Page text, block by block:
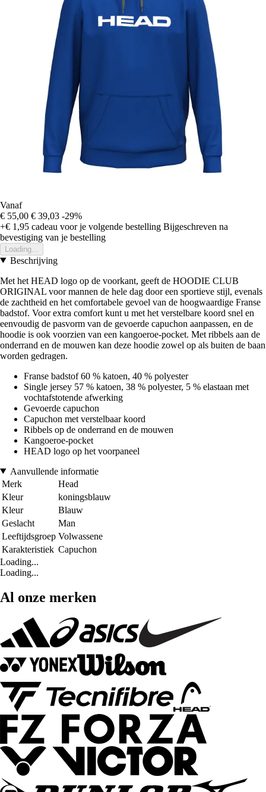
Vanaf
€ 55,00 € 39,03 -29%
+€ 1,95 cadeau voor je volgende bestelling Bijgeschreven na
bevestiging van je bestelling
Loading...
Beschrijving
Met het HEAD logo op de voorkant, geeft de HOODIE CLUB
ORIGINAL voor mannen de hele dag door een sportieve stijl, evenals
de zachtheid en het comfortabele gevoel van de hoogwaardige Franse
badstof. Voor extra comfort kunt u met het verstelbare koord snel en
eenvoudig de pasvorm van de gevoerde capuchon aanpassen, en de
hoodie is ook voorzien van een kangoeroe-pocket. Met ribbels aan de
onderrand en de mouwen kan deze hoodie zowel op als buiten de baan
worden gedragen.
Franse badstof 60 % katoen, 40 % polyester
Single jersey 57 % katoen, 38 % polyester, 5 % elastaan met
vochtafstotende afwerking
Gevoerde capuchon
Capuchon met verstelbaar koord
Ribbels op de onderrand en de mouwen
Kangoeroe-pocket
HEAD logo op het voorpaneel
Aanvullende informatie
Merk
Head
Kleur
koningsblauw
Kleur
Blauw
Geslacht
Man
Leeftijdsgroep Volwassene
Karakteristiek Capuchon
Loading...
Loading...
Al onze merken